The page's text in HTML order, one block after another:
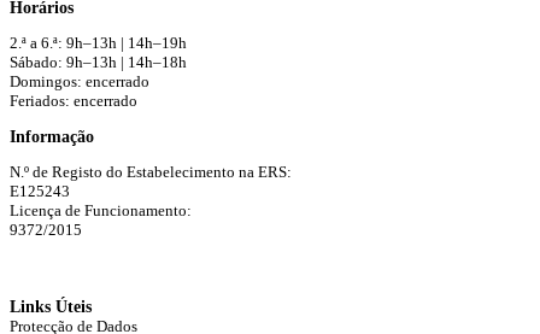
Horários
2.ª a 6.ª: 9h–13h | 14h–19h
Sábado: 9h–13h | 14h–18h
Domingos: encerrado
Feriados: encerrado
Informação
N.º de Registo do Estabelecimento na ERS:
E125243
Licença de Funcionamento:
9372/2015
Links Úteis
Protecção de Dados